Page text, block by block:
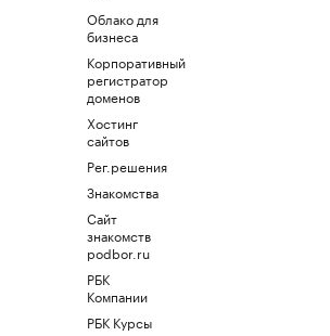
Облако для
бизнеса
Корпоративный
регистратор
доменов
Хостинг
сайтов
Рег.решения
Знакомства
Сайт
знакомств
podbor.ru
РБК
Компании
РБК Курсы